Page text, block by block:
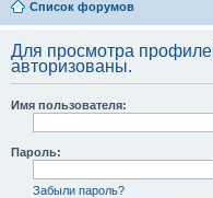
Список форумов
Для просмотра
авторизованы.
Имя пользователя:
Пароль:
Забыли пароль?